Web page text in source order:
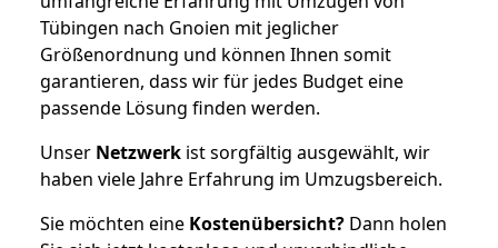
Tübingen nach Gnoien mit jeglicher
Größenordnung und können Ihnen somit
garantieren, dass wir für jedes Budget eine
passende Lösung finden werden.
Unser Netzwerk ist sorgfältig ausgewählt, wir
haben viele Jahre Erfahrung im Umzugsbereich.
Sie möchten eine Kostenübersicht? Dann holen